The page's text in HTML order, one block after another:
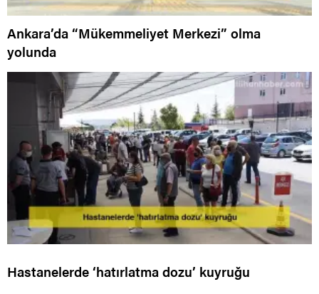
Ankara’da “Mükemmeliyet Merkezi” olma
yolunda
Hastanelerde ‘hatırlatma dozu’ kuyruğu